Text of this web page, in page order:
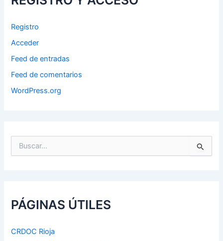
Registro
Acceder
Feed de entradas
Feed de comentarios
WordPress.org
p
o
:
PÁGINAS ÚTILES
CRDOC Rioja